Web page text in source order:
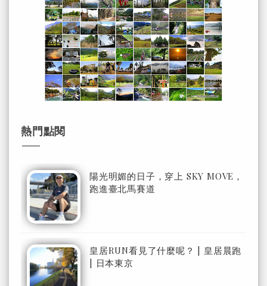
熱門點閱
陽光明媚的日子，穿上 SKY MOVE，
跑進臺北馬賽道
皇居RUN看見了什麼呢？ | 皇居晨跑
| 日本東京